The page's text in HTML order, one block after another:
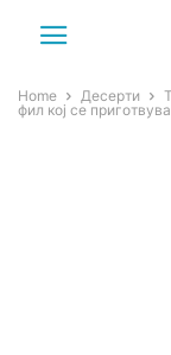
Home Десерти
фил кој се